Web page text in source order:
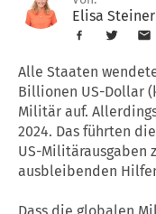
Elisa Steiner
Alle Staaten
Billionen US-Dollar
Militär auf.
2024. Das führten
US-Militärausgaben
ausbleibenden